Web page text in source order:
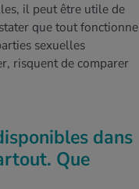
il peut être utile de
que tout fonctionne
sexuelles
risquent de comparer
dans
Que